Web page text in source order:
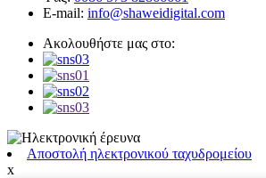
E-mail: info@shaweidigital.com
Ακολουθήστε μας στο:
Αποστολή ηλεκτρονικού ταχυδρομείου
x